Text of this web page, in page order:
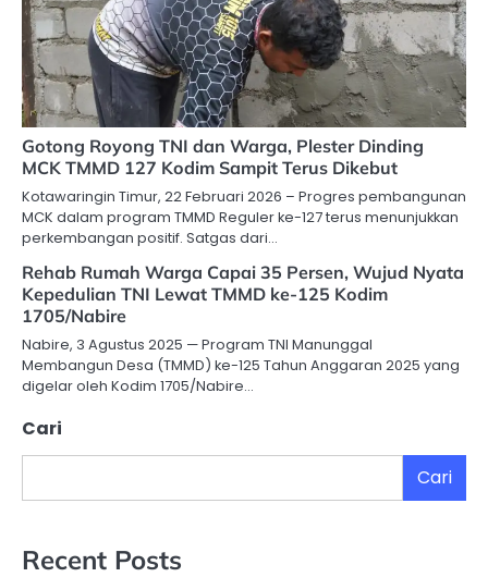
Gotong Royong TNI dan Warga, Plester Dinding
MCK TMMD 127 Kodim Sampit Terus Dikebut
Kotawaringin Timur, 22 Februari 2026 – Progres pembangunan
MCK dalam program TMMD Reguler ke-127 terus menunjukkan
perkembangan positif. Satgas dari…
Rehab Rumah Warga Capai 35 Persen, Wujud Nyata
Kepedulian TNI Lewat TMMD ke-125 Kodim
1705/Nabire
Nabire, 3 Agustus 2025 — Program TNI Manunggal
Membangun Desa (TMMD) ke-125 Tahun Anggaran 2025 yang
digelar oleh Kodim 1705/Nabire…
Cari
Cari
Recent Posts